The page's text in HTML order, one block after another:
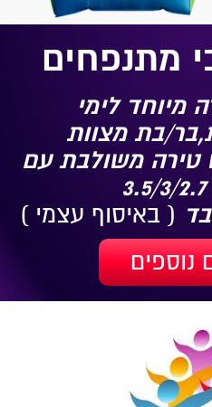
מתנפחים
מיוחד לימי
בת מצוות
טירה משולבת עם
( באיסוף עצמי )
נוספים